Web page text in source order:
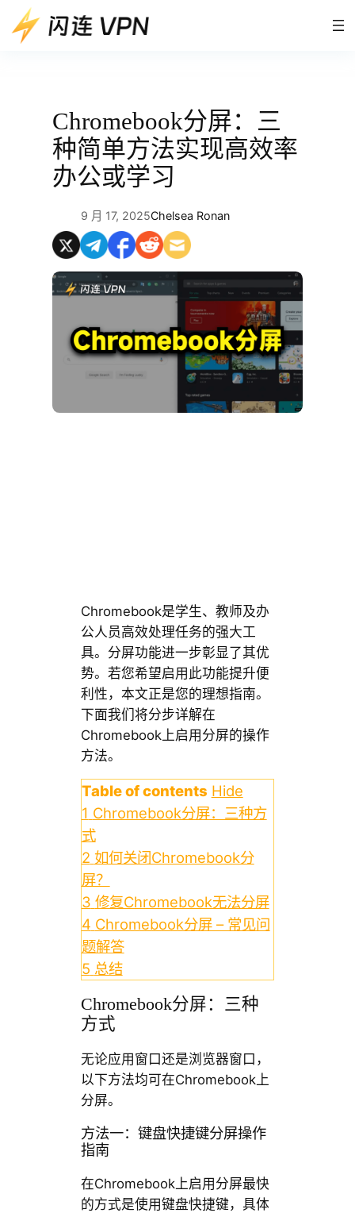
至
Chromebook分屏：三
种简单方法实现高效率
办公或学习
9 月 17, 2025Chelsea Ronan
Chromebook是学生、教师及办
公人员高效处理任务的强大工
具。分屏功能进一步彰显了其优
势。若您希望启用此功能提升便
利性，本文正是您的理想指南。
下面我们将分步详解在
Chromebook上启用分屏的操作
方法。
Table of contents Hide
1 Chromebook分屏：三种方
式
2 如何关闭Chromebook分
屏？
3 修复Chromebook无法分屏
4 Chromebook分屏 – 常见问
题解答
5 总结
Chromebook分屏：三种
方式
无论应用窗口还是浏览器窗口，
以下方法均可在Chromebook上
分屏。
方法一：键盘快捷键分屏操作
指南
在Chromebook上启用分屏最快
的方式是使用键盘快捷键，具体